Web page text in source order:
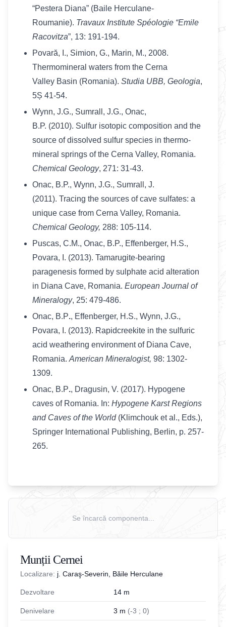
“Pestera Diana” (Baile Herculane-
Roumanie). Travaux Institute Spéologie “Emile
Racovitza”, 13: 191-194.
Povară, I., Simion, G., Marin, M., 2008.
Thermomineral waters from the Cerna
Valley Basin (Romania). Studia UBB, Geologia,
5Ș 41-54.
Wynn, J.G., Sumrall, J.G., Onac,
B.P. (2010). Sulfur isotopic composition and the
source of dissolved sulfur species in thermo-
mineral springs of the Cerna Valley, Romania.
Chemical Geology, 271: 31-43.
Onac, B.P., Wynn, J.G., Sumrall, J.
(2011). Tracing the sources of cave sulfates: a
unique case from Cerna Valley, Romania.
Chemical Geology, 288: 105-114.
Puscas, C.M., Onac, B.P., Effenberger, H.S.,
Povara, I. (2013). Tamarugite-bearing
paragenesis formed by sulphate acid alteration
in Diana Cave, Romania. European Journal of
Mineralogy, 25: 479-486.
Onac, B.P., Effenberger, H.S., Wynn, J.G.,
Povara, I. (2013). Rapidcreekite in the sulfuric
acid weathering environment of Diana Cave,
Romania. American Mineralogist, 98: 1302-
1309.
Onac, B.P., Dragusin, V. (2017). Hypogene
caves of Romania. In: Hypogene Karst Regions
and Caves of the World(Klimchouk et al., Eds.),
Springer International Publishing, Berlin, p. 257-
265.
Se încarcă componenta...
Munții Cernei
Localizare: j. Caraş-Severin, Băile Herculane
Dezvoltare 14 m
Denivelare 3 m (-3 ; 0)